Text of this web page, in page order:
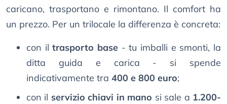
caricano, trasportano e rimontano. Il comfort ha
un prezzo. Per un trilocale la differenza è concreta:
con iltrasporto base - tu imballi e smonti, la
ditta guida e carica - si spende
indicativamente tra 400 e 800 euro;
con il servizio chiavi in mano si sale a 1.200-